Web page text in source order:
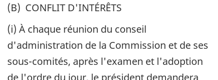
(B) CONFLIT D'INTÉRÊTS
(i) À chaque réunion du conseil
d'administration de la Commission et de ses
sous-comités, après l'examen et l'adoption